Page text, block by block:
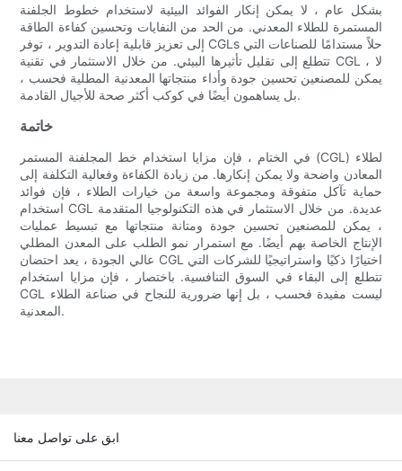
بشكل عام ، لا يمكن إنكار الفوائد البيئية لاستخدام خطوط الجلفنة
المستمرة للطلاء المعدني. من الحد من النفايات وتحسين كفاءة الطاقة
إلى تعزيز قابلية إعادة التدوير ، توفر CGLs حلاً مستدامًا للصناعات التي
تتطلع إلى تقليل تأثيرها البيئي. من خلال الاستثمار في تقنية CGL ، لا
يمكن للمصنعين تحسين جودة وأداء منتجاتها المعدنية المطلية فحسب ،
بل يساهمون أيضًا في كوكب أكثر صحة للأجيال القادمة.
خاتمة
في الختام ، فإن مزايا استخدام خط المجلفنة المستمر (CGL) لطلاء
المعادن واضحة ولا يمكن إنكارها. من زيادة الكفاءة وفعالية التكلفة إلى
حماية تآكل متفوقة ومجموعة واسعة من خيارات الطلاء ، فإن فوائد
استخدام CGL عديدة. من خلال الاستثمار في هذه التكنولوجيا المتقدمة
، يمكن للمصنعين تحسين جودة ومتانة منتجاتها مع تبسيط عمليات
الإنتاج الخاصة بهم أيضًا. مع استمرار نمو الطلب على المعدن المطلي
عالي الجودة ، يعد احتضان CGL اختيارًا ذكيًا واستراتيجيًا للشركات التي
تتطلع إلى البقاء في السوق التنافسية. باختصار ، فإن مزايا استخدام
CGL ليست مفيدة فحسب ، بل إنها ضرورية للنجاح في صناعة الطلاء
المعدنية.
ابق على تواصل معنا